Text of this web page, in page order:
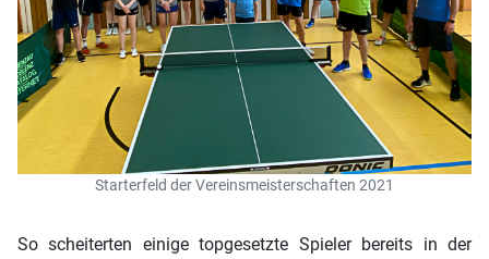
Starterfeld der Vereinsmeisterschaften 2021
So scheiterten einige topgesetzte Spieler bereits in der